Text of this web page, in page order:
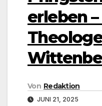
erleben –
Von Redaktion
JUNI 21, 2025